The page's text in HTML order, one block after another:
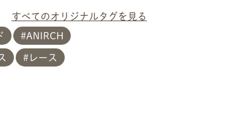
ANIRCH
レース
すべてのオリジナルタグを見る